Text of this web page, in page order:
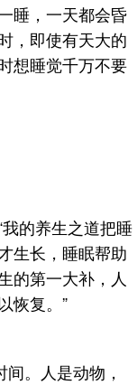
睡，一天都会昏
，即使有天大的
想睡觉千万不要
的养生之道把睡
生长，睡眠帮助
的第一大补，人
恢复。”
。人是动物，